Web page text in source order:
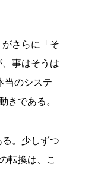
さらに「そ
事はそうは
当のシステ
きである。
。少しずつ
転換は、こ